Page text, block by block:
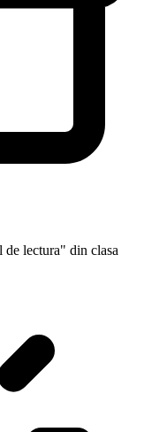
lectura" din clasa